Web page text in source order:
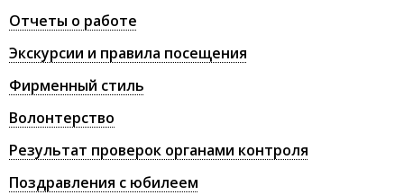
Отчеты о работе
Экскурсии и правила посещения
Фирменный стиль
Волонтерство
Результат проверок органами контроля
Поздравления с юбилеем